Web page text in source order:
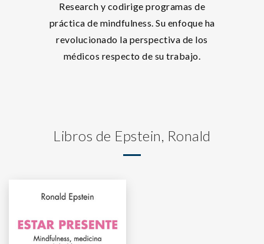
Research y codirige programas de
práctica de mindfulness. Su enfoque ha
revolucionado la perspectiva de los
médicos respecto de su trabajo.
Libros de Epstein, Ronald